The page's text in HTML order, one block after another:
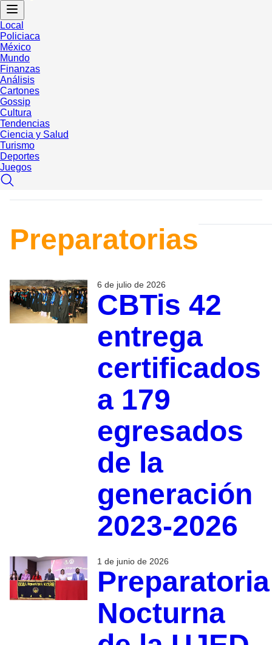
Local
Policiaca
México
Mundo
Finanzas
Análisis
Cartones
Gossip
Cultura
Tendencias
Ciencia y Salud
Turismo
Deportes
Juegos
Preparatorias
6 de julio de 2026
CBTis 42
entrega
certificados
a 179
egresados
de la
generación
2023-2026
1 de junio de 2026
Preparatoria
Nocturna